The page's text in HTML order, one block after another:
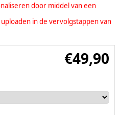
door middel van een
in de vervolgstappen van
€49,90